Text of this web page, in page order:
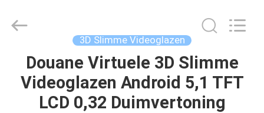
HUIS
PRODUCTEN
Intelligence
Technology
3D Slimme Videoglazen
Douane Virtuele 3D Slimme
Videoglazen Android 5,1 TFT
LCD 0,32 Duimvertoning